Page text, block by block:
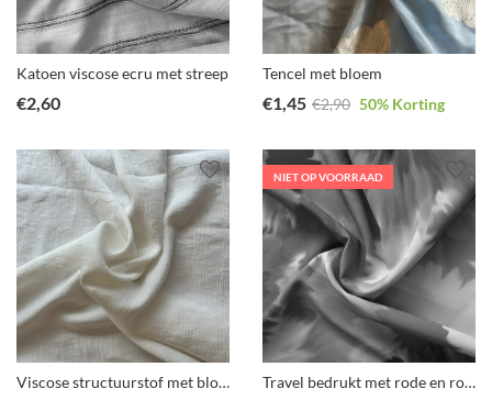
Katoen viscose ecru met streep
€2,60
Tencel met bloem
€1,45 €2,90 50% Korting
Viscose structuurstof met bloem
NIET OP VOORRAAD
Travel bedrukt met rode en roze details coupon 0.9m